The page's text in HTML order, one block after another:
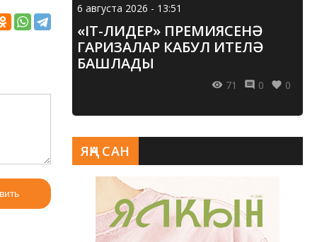
6 августа 2026 - 13:51
«IT-ЛИДЕР» ПРЕМИЯСЕНӘ
ГАРИЗАЛАР КАБУЛ ИТЕЛӘ
БАШЛАДЫ
71 0 0
ЯҢА САН